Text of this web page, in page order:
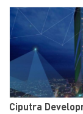
Ciputra